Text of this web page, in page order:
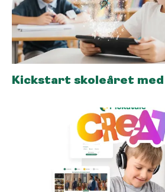
Kickstart skoleåret med